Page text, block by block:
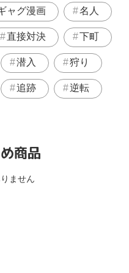
ャグ漫画 名人
直接対決 下町
潜入 狩り
追跡 逆転
商品
ません